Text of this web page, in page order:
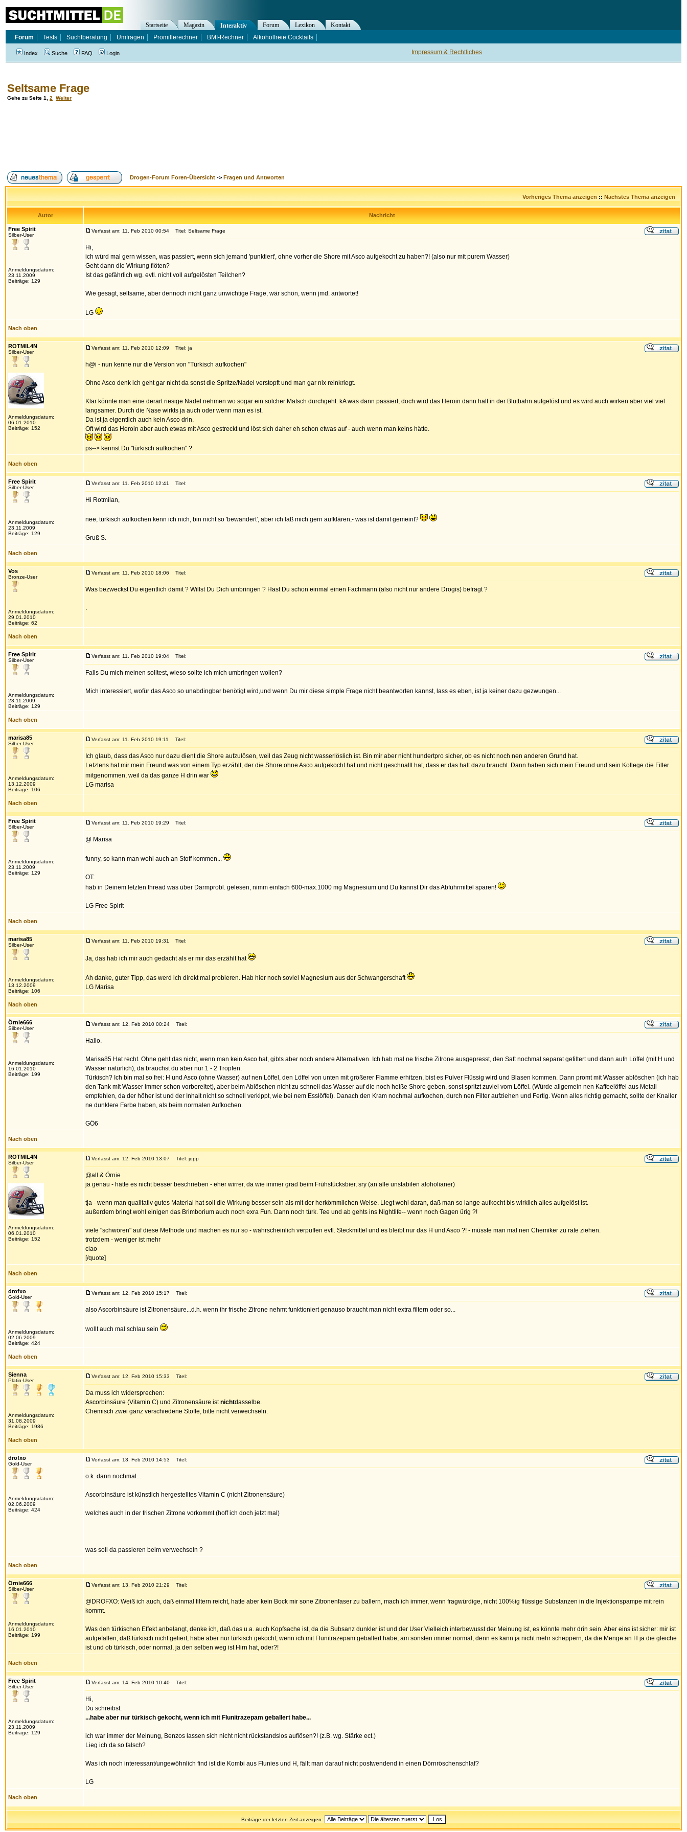
Seltsame Frage
Gehe zu Seite 1 2 Weiter
Drogen-Forum Foren-Übersicht -> Fragen und Antworten
Vorheriges Thema anzeigen :: Nächstes Thema anzeigen
Autor Nachricht
Free Spirit
Silber-User
Anmeldungsdatum:
23.11.2009
Beiträge: 129
Verfasst am: 11. Feb 2010 00:54 Titel: Seltsame Frage
Hi,
ich würd mal gern wissen, was passiert, wenn sich jemand 'punktiert', ohne vorher die Shore mit Asco aufgekocht zu haben?! (also nur mit purem Wasser)
Geht dann die Wirkung flöten?
Ist das gefährlich wg. evtl. nicht voll aufgelösten Teilchen?
Wie gesagt, seltsame, aber dennoch nicht ganz unwichtige Frage, wär schön, wenn jmd. antwortet!
LG
Nach oben
ROTMIL4N
Silber-User
Anmeldungsdatum:
06.01.2010
Beiträge: 152
Verfasst am: 11. Feb 2010 12:09 Titel: ja
h@i - nun kenne nur die Version von "Türkisch aufkochen"
Ohne Asco denk ich geht gar nicht da sonst die Spritze/Nadel verstopft und man gar nix reinkriegt.
Klar könnte man eine derart riesige Nadel nehmen wo sogar ein solcher Matsch durchgeht. kA was dann passiert, doch wird das Heroin dann halt in der Blutbahn aufgelöst und es wird auch wirken aber viel viel
langsamer. Durch die Nase wirkts ja auch oder wenn man es ist.
Da ist ja eigentlich auch kein Asco drin.
Oft wird das Heroin aber auch etwas mit Asco gestreckt und löst sich daher eh schon etwas auf - auch wenn man keins hätte.
ps--> kennst Du "türkisch aufkochen" ?
Nach oben
Free Spirit
Silber-User
Anmeldungsdatum:
23.11.2009
Beiträge: 129
Verfasst am: 11. Feb 2010 12:41 Titel:
Hi Rotmilan,
nee, türkisch aufkochen kenn ich nich, bin nicht so 'bewandert', aber ich laß mich gern aufklären,- was ist damit gemeint?
Gruß S.
Nach oben
Vos
Bronze-User
Anmeldungsdatum:
29.01.2010
Beiträge: 62
Verfasst am: 11. Feb 2010 18:06 Titel:
Was bezweckst Du eigentlich damit ? Willst Du Dich umbringen ? Hast Du schon einmal einen Fachmann (also nicht nur andere Drogis) befragt ?
.
Nach oben
Free Spirit
Silber-User
Anmeldungsdatum:
23.11.2009
Beiträge: 129
Verfasst am: 11. Feb 2010 19:04 Titel:
Falls Du mich meinen solltest, wieso sollte ich mich umbringen wollen?
Mich interessiert, wofür das Asco so unabdingbar benötigt wird,und wenn Du mir diese simple Frage nicht beantworten kannst, lass es eben, ist ja keiner dazu gezwungen...
Nach oben
marisa85
Silber-User
Anmeldungsdatum:
13.12.2009
Beiträge: 106
Verfasst am: 11. Feb 2010 19:11 Titel:
Ich glaub, dass das Asco nur dazu dient die Shore aufzulösen, weil das Zeug nicht wasserlöslich ist. Bin mir aber nicht hundertpro sicher, ob es nicht noch nen anderen Grund hat.
Letztens hat mir mein Freund was von einem Typ erzählt, der die Shore ohne Asco aufgekocht hat und nicht geschnallt hat, dass er das halt dazu braucht. Dann haben sich mein Freund und sein Kollege die Filter
mitgenommen, weil da das ganze H drin war
LG marisa
Nach oben
Free Spirit
Silber-User
Anmeldungsdatum:
23.11.2009
Beiträge: 129
Verfasst am: 11. Feb 2010 19:29 Titel:
@ Marisa
funny, so kann man wohl auch an Stoff kommen...
OT:
hab in Deinem letzten thread was über Darmprobl. gelesen, nimm einfach 600-max.1000 mg Magnesium und Du kannst Dir das Abführmittel sparen!
LG Free Spirit
Nach oben
marisa85
Silber-User
Anmeldungsdatum:
13.12.2009
Beiträge: 106
Verfasst am: 11. Feb 2010 19:31 Titel:
Ja, das hab ich mir auch gedacht als er mir das erzählt hat
Ah danke, guter Tipp, das werd ich direkt mal probieren. Hab hier noch soviel Magnesium aus der Schwangerschaft
LG Marisa
Nach oben
Örnie666
Silber-User
Anmeldungsdatum:
16.01.2010
Beiträge: 199
Verfasst am: 12. Feb 2010 00:24 Titel:
Hallo.
Marisa85 Hat recht. Ohne geht das nicht, wenn man kein Asco hat, gibts aber noch andere Alternativen. Ich hab mal ne frische Zitrone ausgepresst, den Saft nochmal separat gefiltert und dann aufn Löffel (mit H und
Wasser natürlich), da brauchst du aber nur 1 - 2 Tropfen.
Türkisch? Ich bin mal so frei: H und Asco (ohne Wasser) auf nen Löffel, den Löffel von unten mit größerer Flamme erhitzen, bist es Pulver Flüssig wird und Blasen kommen. Dann promt mit Wasser ablöschen (ich hab
den Tank mit Wasser immer schon vorbereitet), aber beim Ablöschen nicht zu schnell das Wasser auf die noch heiße Shore geben, sonst spritzt zuviel vom Löffel. (Würde allgemein nen Kaffeelöffel aus Metall
empfehlen, da der höher ist und der Inhalt nicht so schnell verkippt, wie bei nem Esslöffel). Danach den Kram nochmal aufkochen, durch nen Filter aufziehen und Fertig. Wenn alles richtig gemacht, sollte der Knaller
ne dunklere Farbe haben, als beim normalen Aufkochen.
GÖ6
Nach oben
ROTMIL4N
Silber-User
Anmeldungsdatum:
06.01.2010
Beiträge: 152
Verfasst am: 12. Feb 2010 13:07 Titel: jopp
@all & Örnie
ja genau - hätte es nicht besser beschrieben - eher wirrer, da wie immer grad beim Frühstücksbier, sry (an alle unstabilen aloholianer)
tja - wenn man qualitativ gutes Material hat soll die Wirkung besser sein als mit der herkömmlichen Weise. Liegt wohl daran, daß man so lange aufkocht bis wirklich alles aufgelöst ist.
außerdem bringt wohl einigen das Brimborium auch noch exra Fun. Dann noch türk. Tee und ab gehts ins Nightlife-- wenn noch Gagen ürig ?!
viele "schwören" auf diese Methode und machen es nur so - wahrscheinlich verpuffen evtl. Steckmittel und es bleibt nur das H und Asco ?! - müsste man mal nen Chemiker zu rate ziehen.
trotzdem - weniger ist mehr
ciao
[/quote]
Nach oben
drofxo
Gold-User
Anmeldungsdatum:
02.06.2009
Beiträge: 424
Verfasst am: 12. Feb 2010 15:17 Titel:
also Ascorbinsäure ist Zitronensäure...d.h. wenn ihr frische Zitrone nehmt funktioniert genauso braucht man nicht extra filtern oder so...
wollt auch mal schlau sein
Nach oben
Sienna
Platin-User
Anmeldungsdatum:
31.08.2009
Beiträge: 1986
Verfasst am: 12. Feb 2010 15:33 Titel:
Da muss ich widersprechen:
Ascorbinsäure (Vitamin C) und Zitronensäure istnichtdasselbe.
Chemisch zwei ganz verschiedene Stoffe, bitte nicht verwechseln.
Nach oben
drofxo
Gold-User
Anmeldungsdatum:
02.06.2009
Beiträge: 424
Verfasst am: 13. Feb 2010 14:53 Titel:
o.k. dann nochmal...
Ascorbinsäure ist künstlich hergestelltes Vitamin C (nicht Zitronensäure)
welches auch in der frischen Zitrone vorkommt (hoff ich doch jetzt mal)
was soll da passieren beim verwechseln ?
Nach oben
Örnie666
Silber-User
Anmeldungsdatum:
16.01.2010
Beiträge: 199
Verfasst am: 13. Feb 2010 21:29 Titel:
@DROFXO: Weiß ich auch, daß einmal filtern reicht, hatte aber kein Bock mir sone Zitronenfaser zu ballern, mach ich immer, wenn fragwürdige, nicht 100%ig flüssige Substanzen in die Injektionspampe mit rein
kommt.
Was den türkischen Effekt anbelangt, denke ich, daß das u.a. auch Kopfsache ist, da die Subsanz dunkler ist und der User Vielleich interbewusst der Meinung ist, es könnte mehr drin sein. Aber eins ist sicher: mir ist
aufgefallen, daß türkisch nicht geliert, habe aber nur türkisch gekocht, wenn ich mit Flunitrazepam geballert habe, am sonsten immer normal, denn es kann ja nicht mehr scheppern, da die Menge an H ja die gleiche
ist und ob türkisch, oder normal, ja den selben weg ist Hirn hat, oder?!
Nach oben
Free Spirit
Silber-User
Anmeldungsdatum:
23.11.2009
Beiträge: 129
Verfasst am: 14. Feb 2010 10:40 Titel:
Hi,
Du schreibst:
...habe aber nur türkisch gekocht, wenn ich mit Flunitrazepam geballert habe...
ich war immer der Meinung, Benzos lassen sich nicht nicht rückstandslos auflösen?! (z.B. wg. Stärke ect.)
Lieg ich da so falsch?
Was ich noch interessant/ungewöhnlich find ist die Kombi aus Flunies und H, fällt man darauf nicht postwendend in einen Dörnröschenschlaf?
LG
Nach oben
Beiträge der letzten Zeit anzeigen:
Impressum & Rechtliches
Startseite Magazin Interaktiv Forum Lexikon
Kontakt
Forum
Tests Suchtberatung Umfragen Promillerechner BMI-Rechner Alkoholfreie Cocktails
Index Suche FAQ Login